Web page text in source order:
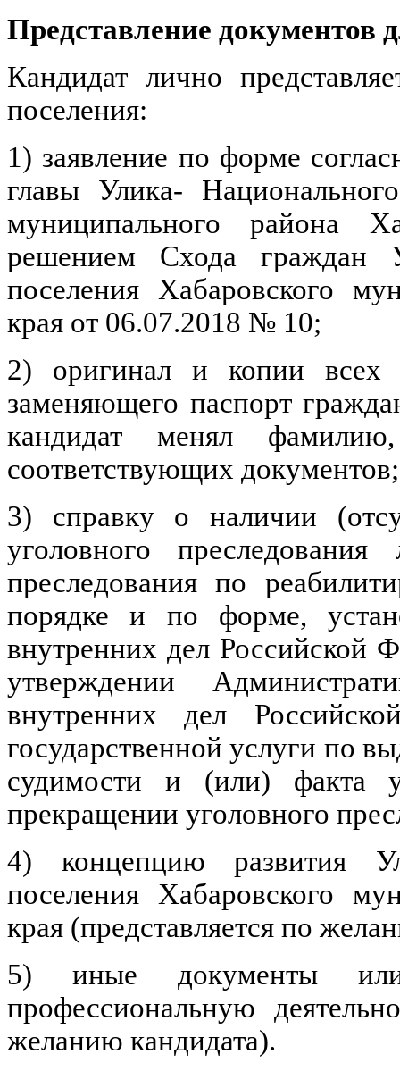
Представление документов
Кандидат лично
поселения:
1) заявление по форме
главы Улика- Национального
муниципального района
решением Схода граждан
поселения Хабаровского
края от 06.07.2018 № 10;
2) оригинал и копии всех
заменяющего паспорт
кандидат менял
соответствующих документов;
3) справку о наличии
уголовного
преследования по
порядке и по форме,
внутренних дел
утверждении
внутренних дел
государственной услуги по
судимости и (или) факта
прекращении уголовного
4) концепцию развития
поселения Хабаровского
края (представляется по
5) иные документы
профессиональную
желанию кандидата).